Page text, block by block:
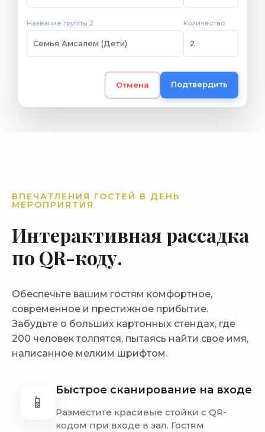
Название группы 2
Семья Амсалем (Дети)
Количество
2
Отмена Подтвердить
ВПЕЧАТЛЕНИЯ ГОСТЕЙ В ДЕНЬ
МЕРОПРИЯТИЯ
Интерактивная рассадка
по QR-коду.
Обеспечьте вашим гостям комфортное,
современное и престижное прибытие.
Забудьте о больших картонных стендах, где
200 человек толпятся, пытаясь найти свое имя,
написанное мелким шрифтом.
📱
Быстрое сканирование на входе
Разместите красивые стойки с QR-
кодом при входе в зал. Гостям